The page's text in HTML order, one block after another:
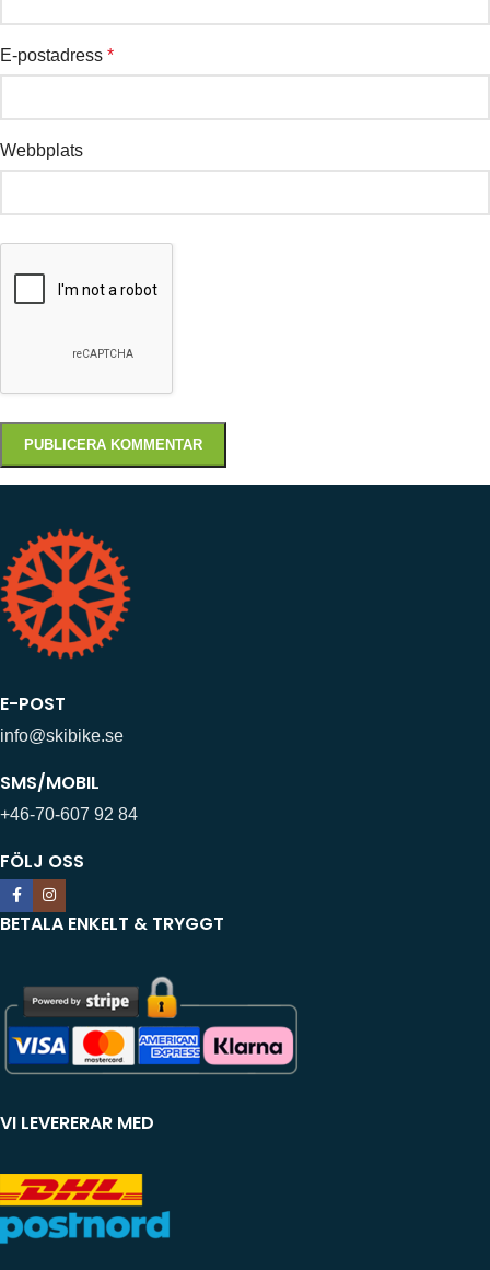
E-postadress *
Webbplats
E-POST
info@skibike.se
SMS/MOBIL
+46-70-607 92 84
FÖLJ OSS
BETALA ENKELT & TRYGGT
VI LEVERERAR MED